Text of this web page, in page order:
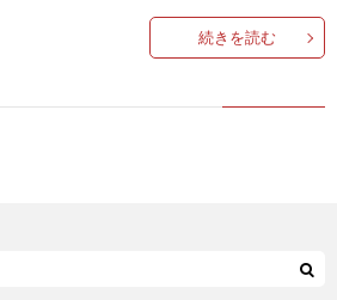
続きを読む